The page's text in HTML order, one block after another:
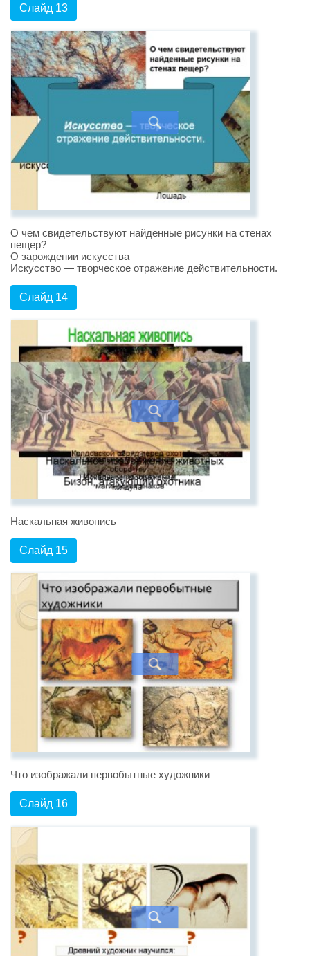
Слайд 13
О чем свидетельствуют найденные рисунки на стенах
пещер?
О зарождении искусства
Искусство — творческое отражение действительности.
Слайд 14
Наскальная живопись
Слайд 15
Что изображали первобытные художники
Слайд 16